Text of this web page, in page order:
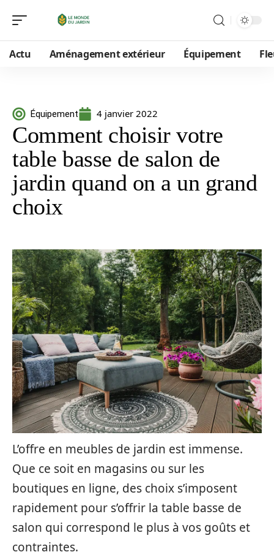
Actu Aménagement extérieur Équipement
Équipement 4 janvier 2022
Comment choisir votre
table basse de salon de
jardin quand on a un grand
choix
L’offre en meubles de jardin est immense.
Que ce soit en magasins ou sur les
boutiques en ligne, des choix s’imposent
rapidement pour s’offrir la table basse de
salon qui correspond le plus à vos goûts et
contraintes.